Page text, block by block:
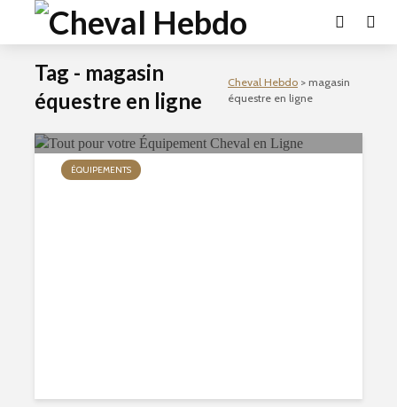
Tag - magasin
équestre en ligne
Cheval Hebdo >magasin
équestre en ligne
ÉQUIPEMENTS